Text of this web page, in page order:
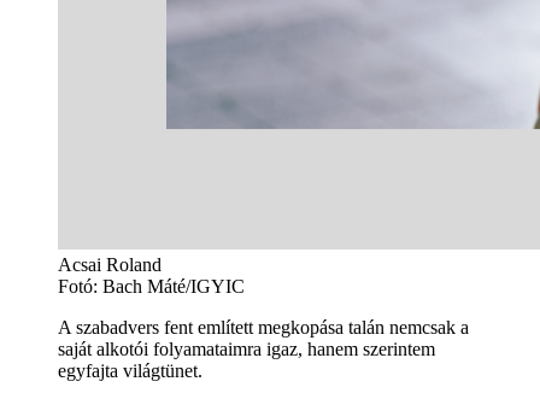
Acsai Roland
Fotó: Bach Máté/IGYIC
A szabadvers fent említett megkopása talán nemcsak a
saját alkotói folyamataimra igaz, hanem szerintem
egyfajta világtünet.